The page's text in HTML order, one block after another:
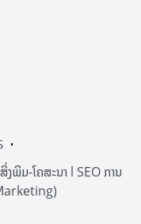
ພິມ-ໂຄສະນາ l SEO ການ